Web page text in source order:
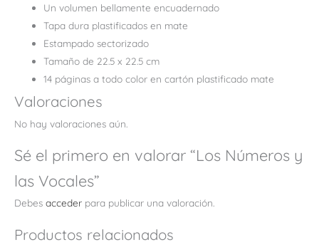
Un volumen bellamente encuadernado
Tapa dura plastificados en mate
Estampado sectorizado
Tamaño de 22.5 x 22.5 cm
14 páginas a todo color en cartón plastificado mate
Valoraciones
No hay valoraciones aún.
Sé el primero en valorar “Los Números y
las Vocales”
Debes acceder para publicar una valoración.
Productos relacionados